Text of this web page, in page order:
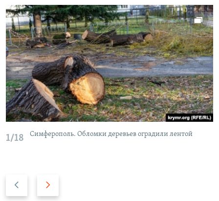
1/18 Симферополь. Обломки деревьев оградили лентой